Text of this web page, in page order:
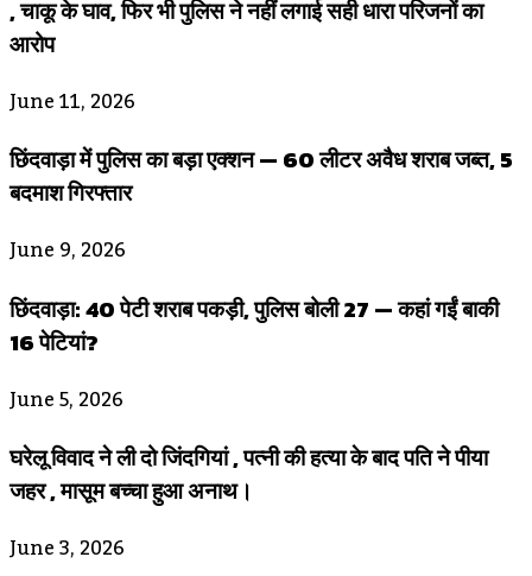
, चाकू के घाव, फिर भी पुलिस ने नहीं लगाई सही धारा परिजनों का
आरोप
June 11, 2026
छिंदवाड़ा में पुलिस का बड़ा एक्शन — 60 लीटर अवैध शराब जब्त, 5
बदमाश गिरफ्तार
June 9, 2026
छिंदवाड़ा: 40 पेटी शराब पकड़ी, पुलिस बोली 27 — कहां गईं बाकी
16 पेटियां?
June 5, 2026
घरेलू विवाद ने ली दो जिंदगियां , पत्नी की हत्या के बाद पति ने पीया
जहर , मासूम बच्चा हुआ अनाथ।
June 3, 2026